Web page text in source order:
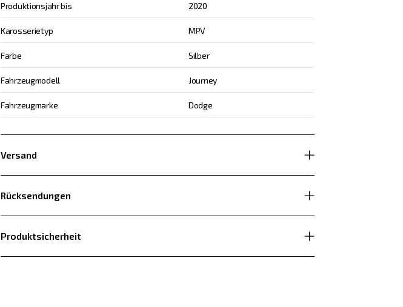
Produktionsjahr bis 2020
Karosserietyp MPV
Farbe Silber
Fahrzeugmodell Journey
Fahrzeugmarke Dodge
Versand
Rücksendungen
Produktsicherheit